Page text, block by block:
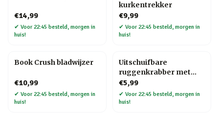
€14,99
✔ Voor 22:45 besteld, morgen in
huis!
kurkentrekker
€9,99
✔ Voor 22:45 besteld, morgen in
huis!
Book Crush bladwijzer
€10,99
✔ Voor 22:45 besteld, morgen in
huis!
Uitschuifbare
ruggenkrabber met
houten handvat
€5,99
✔ Voor 22:45 besteld, morgen in
huis!